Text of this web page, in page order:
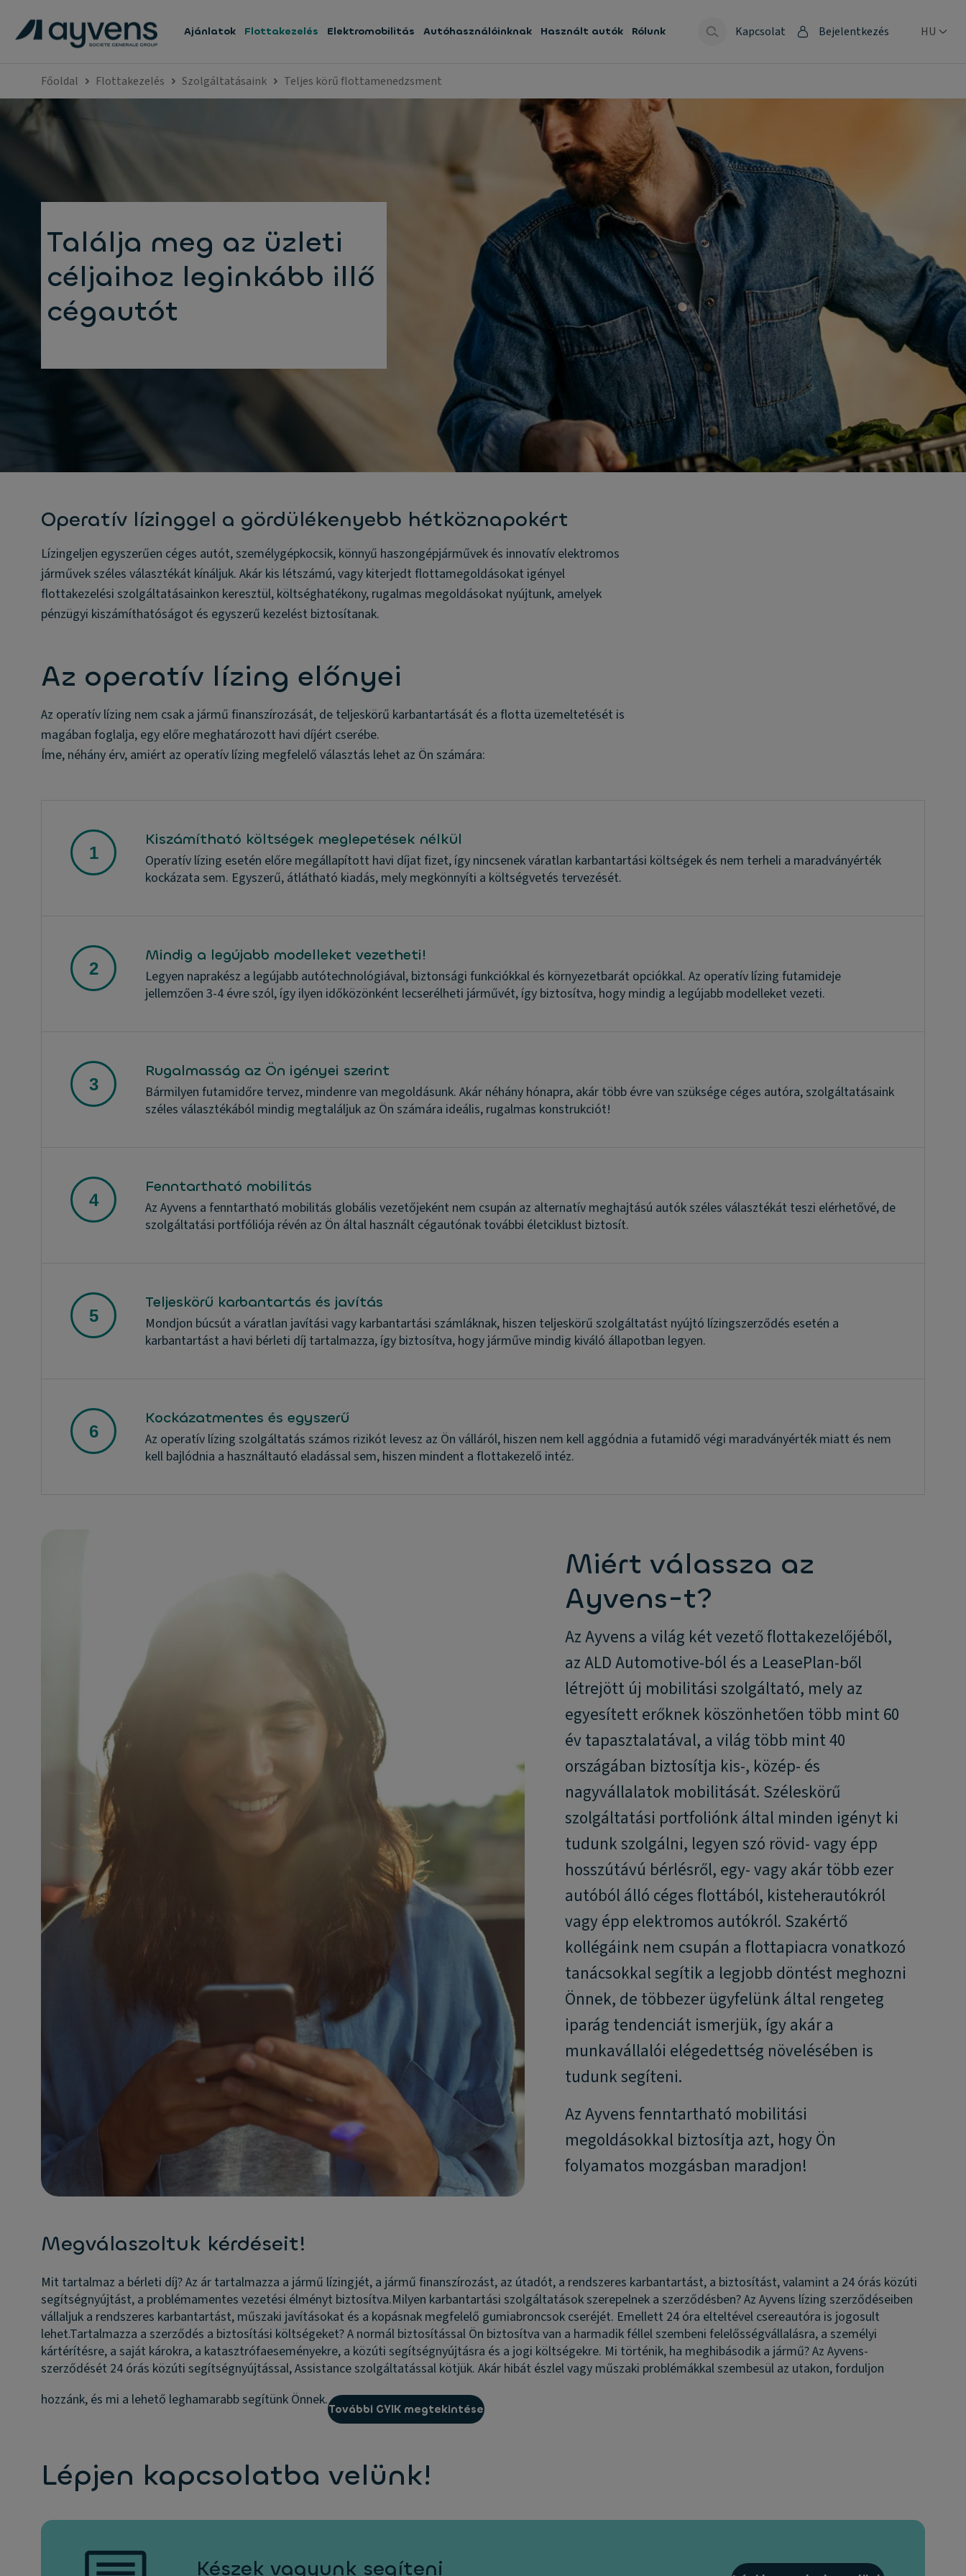
Ajánlatok Flottakezelés Elektromobilitás Autóhasználóinknak Használt autók Rólunk Kapcsolat Bejelentkezés HU
Főoldal Flottakezelés Szolgáltatásaink Teljes körű flottamenedzsment
Találja meg az üzleti
céljaihoz leginkább illő
cégautót
Operatív lízinggel a gördülékenyebb hétköznapokért
Lízingeljen egyszerűen céges autót, személygépkocsik, könnyű haszongépjárművek és innovatív elektromos
járművek széles választékát kínáljuk. Akár kis létszámú, vagy kiterjedt flottamegoldásokat igényel
flottakezelési szolgáltatásainkon keresztül, költséghatékony, rugalmas megoldásokat nyújtunk, amelyek
pénzügyi kiszámíthatóságot és egyszerű kezelést biztosítanak.
Az operatív lízing előnyei
Az operatív lízing nem csak a jármű finanszírozását, de teljeskörű karbantartását és a flotta üzemeltetését is
magában foglalja, egy előre meghatározott havi díjért cserébe.
Íme, néhány érv, amiért az operatív lízing megfelelő választás lehet az Ön számára:
Kiszámítható költségek meglepetések nélkül
Operatív lízing esetén előre megállapított havi díjat fizet, így nincsenek váratlan karbantartási költségek és nem terheli a maradványérték
kockázata sem. Egyszerű, átlátható kiadás, mely megkönnyíti a költségvetés tervezését.
Mindig a legújabb modelleket vezetheti!
Legyen naprakész a legújabb autótechnológiával, biztonsági funkciókkal és környezetbarát opciókkal. Az operatív lízing futamideje
jellemzően 3-4 évre szól, így ilyen időközönként lecserélheti járművét, így biztosítva, hogy mindig a legújabb modelleket vezeti.
Rugalmasság az Ön igényei szerint
Bármilyen futamidőre tervez, mindenre van megoldásunk. Akár néhány hónapra, akár több évre van szüksége céges autóra, szolgáltatásaink
széles választékából mindig megtaláljuk az Ön számára ideális, rugalmas konstrukciót!
Fenntartható mobilitás
Az Ayvens a fenntartható mobilitás globális vezetőjeként nem csupán az alternatív meghajtású autók széles választékát teszi elérhetővé, de
szolgáltatási portfóliója révén az Ön által használt cégautónak további életciklust biztosít.
Teljeskörű karbantartás és javítás
Mondjon búcsút a váratlan javítási vagy karbantartási számláknak, hiszen teljeskörű szolgáltatást nyújtó lízingszerződés esetén a
karbantartást a havi bérleti díj tartalmazza, így biztosítva, hogy járműve mindig kiváló állapotban legyen.
Kockázatmentes és egyszerű
Az operatív lízing szolgáltatás számos rizikót levesz az Ön válláról, hiszen nem kell aggódnia a futamidő végi maradványérték miatt és nem
kell bajlódnia a használtautó eladással sem, hiszen mindent a flottakezelő intéz.
Miért válassza az
Ayvens-t?
Az Ayvens a világ két vezető flottakezelőjéből,
az ALD Automotive-ból és a LeasePlan-ből
létrejött új mobilitási szolgáltató, mely az
egyesített erőknek köszönhetően több mint 60
év tapasztalatával, a világ több mint 40
országában biztosítja kis-, közép- és
nagyvállalatok mobilitását. Széleskörű
szolgáltatási portfoliónk által minden igényt ki
tudunk szolgálni, legyen szó rövid- vagy épp
hosszútávú bérlésről, egy- vagy akár több ezer
autóból álló céges flottából, kisteherautókról
vagy épp elektromos autókról. Szakértő
kollégáink nem csupán a flottapiacra vonatkozó
tanácsokkal segítik a legjobb döntést meghozni
Önnek, de többezer ügyfelünk által rengeteg
iparág tendenciát ismerjük, így akár a
munkavállalói elégedettség növelésében is
tudunk segíteni.
Az Ayvens fenntartható mobilitási
megoldásokkal biztosítja azt, hogy Ön
folyamatos mozgásban maradjon!
Megválaszoltuk kérdéseit!
Mit tartalmaz a bérleti díj?Az ár tartalmazza a jármű lízingjét, a jármű finanszírozást, az útadót, a rendszeres karbantartást, a biztosítást, valamint a 24 órás közúti
segítségnyújtást, a problémamentes vezetési élményt biztosítva.Milyen karbantartási szolgáltatások szerepelnek a szerződésben?Az Ayvens lízing szerződéseiben
vállaljuk a rendszeres karbantartást, műszaki javításokat és a kopásnak megfelelő gumiabroncsok cseréjét. Emellett 24 óra elteltével csereautóra is jogosult
lehet.Tartalmazza a szerződés a biztosítási költségeket?A normál biztosítással Ön biztosítva van a harmadik féllel szembeni felelősségvállalásra, a személyi
kártérítésre, a saját károkra, a katasztrófaeseményekre, a közúti segítségnyújtásra és a jogi költségekre. Mi történik, ha meghibásodik a jármű?Az Ayvens-
szerződését 24 órás közúti segítségnyújtással, Assistance szolgáltatással kötjük. Akár hibát észlel vagy műszaki problémákkal szembesül az utakon, forduljon
hozzánk, és mi a lehető leghamarabb segítünk Önnek.
További GYIK megtekintése
Lépjen kapcsolatba velünk!
Készek vagyunk segíteni